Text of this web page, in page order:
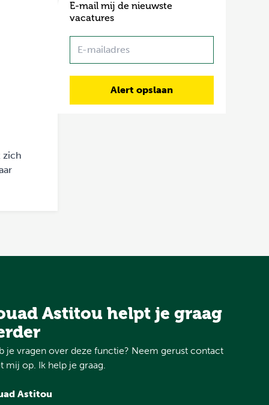
zich
E-mail mij de nieuwste
vacatures
Astitou helpt je graag
je vragen over deze functie? Neem gerust contact
mij op. Ik help je graag.
Astitou